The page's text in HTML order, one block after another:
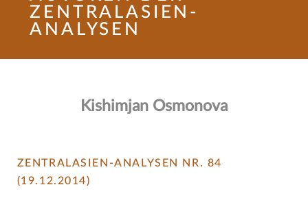
ZENTRALASIEN-
ANALYSEN
Kishimjan Osmonova
ZENTRALASIEN-ANALYSEN NR. 84
(19.12.2014)